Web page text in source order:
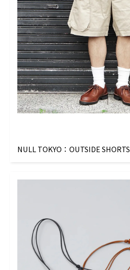
NULL TOKYO：OUTSIDE SHORTS